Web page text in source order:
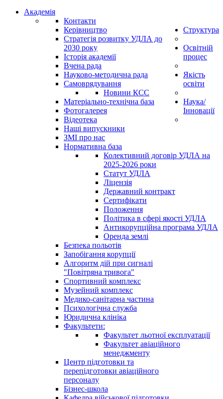
Академія
Контакти
Керівництво
Стратегія розвитку УДЛА до
2030 року
Історія академії
Вчена рада
Науково-методична рада
Самоврядування
Новини КСС
Матеріально-технічна база
Фотогалерея
Відеотека
Наші випускники
ЗМІ про нас
Нормативна база
Колективний договір УДЛА на
2025-2026 роки
Статут УДЛА
Ліцензія
Державний контракт
Сертифікати
Положення
Політика в сфері якості УДЛА
Антикорупційна програма УДЛА
Оренда землі
Безпека польотів
Запобігання корупції
Алгоритм дій при сигналі
"Повітряна тривога"
Структура
Спортивний комплекс
Музейний комплекс
Медико-санітарна частина
Психологічна служба
Юридична клініка
Факультети:
Факультет льотної експлуатації
Факультет авіаційного
менеджменту
Центр підготовки та
перепідготовки авіаційного
персоналу
Бізнес-школа
Освітній
процес
Якість
освіти
Наука/
Інновації